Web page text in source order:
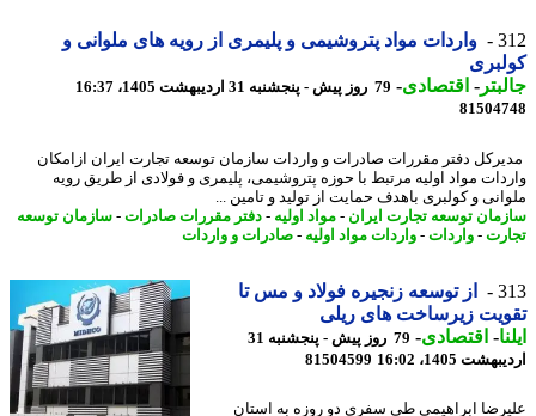
واردات مواد پتروشیمی و پلیمری از رویه های ملوانی و
-اقتصادی-79 روز پیش - پنجشنبه 31 اردیبهشت 1405، 16:37
دفتر مقررات صادرات و واردات سازمان توسعه تجارت ایران ازامکان
مواد اولیه مرتبط با حوزه پتروشیمی، پلیمری و فولادی از طریق رویه
و کولبری باهدف حمایت از تولید و تامین ...
توسعه تجارت ایران - مواد اولیه -دفتر مقررات صادرات- سازمان توسعه
- واردات - واردات مواد اولیه -صادرات و واردات
از توسعه زنجیره فولاد و مس تا
زیرساخت های ریلی
-اقتصادی-
79 روز پیش - پنجشنبه 31
1405، 16:02
81504599
ابراهیمی طی سفری دو روزه به استان